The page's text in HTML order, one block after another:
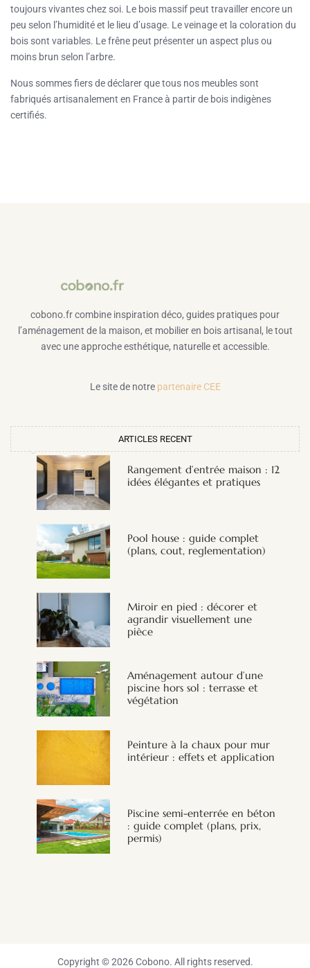
toujours vivantes chez soi. Le bois massif peut travailler encore un
peu selon l’humidité et le lieu d’usage. Le veinage et la coloration du
bois sont variables. Le frêne peut présenter un aspect plus ou
moins brun selon l’arbre.
Nous sommes fiers de déclarer que tous nos meubles sont
fabriqués artisanalement en France à partir de bois indigènes
certifiés.
cobono.fr combine inspiration déco, guides pratiques pour
l’aménagement de la maison, et mobilier en bois artisanal, le tout
avec une approche esthétique, naturelle et accessible.
Le site de notre partenaire CEE
ARTICLES RECENT
Rangement d’entrée maison : 12
idées élégantes et pratiques
Pool house : guide complet
(plans, cout, reglementation)
Miroir en pied : décorer et
agrandir visuellement une
pièce
Aménagement autour d’une
piscine hors sol : terrasse et
végétation
Peinture à la chaux pour mur
intérieur : effets et application
Piscine semi-enterrée en béton
: guide complet (plans, prix,
permis)
Copyright © 2026 Cobono. All rights reserved.